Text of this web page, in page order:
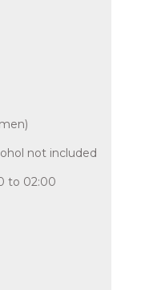
not included
to 02:00